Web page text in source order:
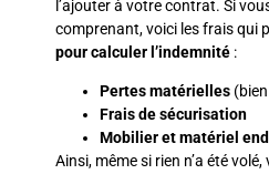
l’ajouter à votre contrat. Si
comprenant, voici les frais qui
pour calculer l’indemnité :
Pertes matérielles
Frais de sécurisation
Mobilier et matériel
Ainsi, même si rien n’a été